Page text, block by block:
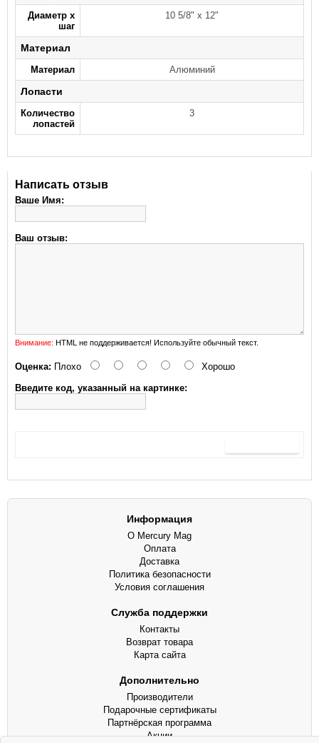
Диаметр х
шаг
10 5/8" x 12"
Материал
Материал Алюминий
Лопасти
Количество
лопастей
3
Написать отзыв
Ваше Имя:
Ваш отзыв:
Внимание: HTML не поддерживается! Используйте обычный текст.
Оценка: Плохо
Хорошо
Введите код, указанный на картинке:
Информация
О Mercury Mag
Оплата
Доставка
Политика безопасности
Условия соглашения
Служба поддержки
Контакты
Возврат товара
Карта сайта
Дополнительно
Производители
Подарочные сертификаты
Партнёрская программа
Акции